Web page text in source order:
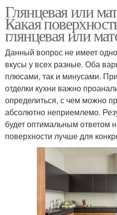
Глянцевая или
Какая
глянцевая или
Данный вопрос не имеет
вкусы у всех разные. Оба
плюсами, так и минусами.
отделки кухни важно
определиться, с чем можно
абсолютно неприемлемо.
будет оптимальным ответом
поверхности лучше для